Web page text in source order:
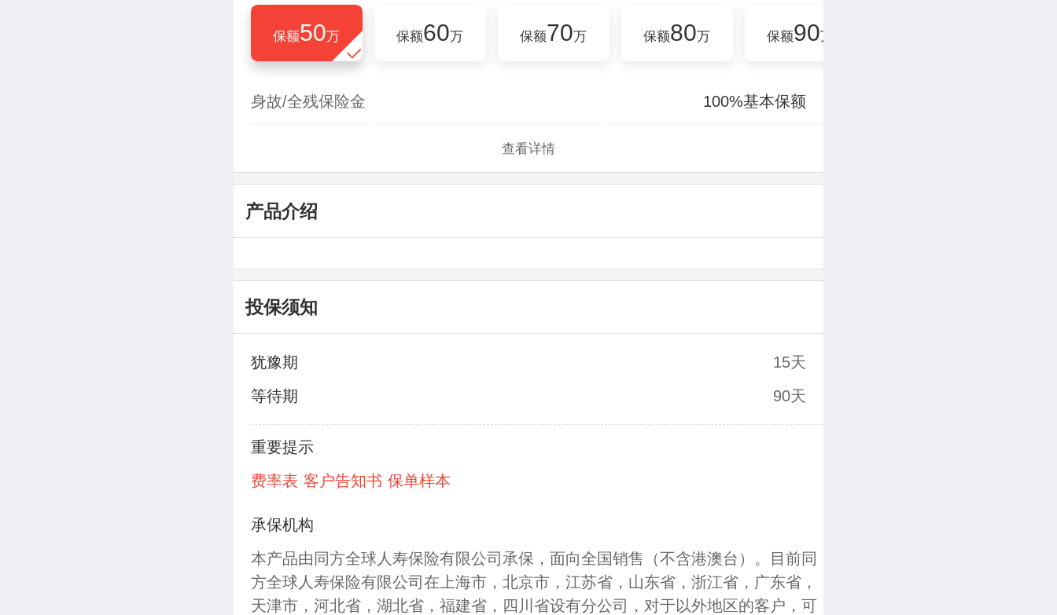
保额50万 保额60万 保额70万 保额80万 保额90万
身故/全残保险金 100%基本保额
查看详情
产品介绍
投保须知
犹豫期
15天
等待期
90天
重要提示
费率表 客户告知书 保单样本
承保机构
本产品由同方全球人寿保险有限公司承保，面向全国销售（不含港澳台）。目前同
方全球人寿保险有限公司在上海市，北京市，江苏省，山东省，浙江省，广东省，
天津市，河北省，湖北省，福建省，四川省设有分公司，对于以外地区的客户，可